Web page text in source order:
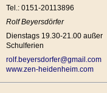
Tel.: 0151-20113896
Rolf Beyersdörfer
Dienstags 19.30-21.00 außer
Schulferien
rolf.beyersdorfer@gmail.com
www.zen-heidenheim.com